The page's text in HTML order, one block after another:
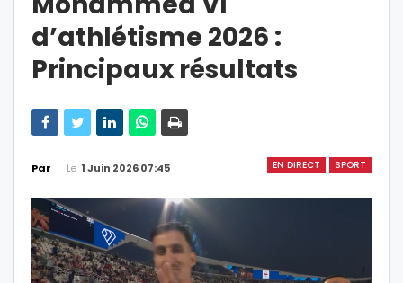
d’athlétisme 2026 :
Principaux résultats
EN DIRECT SPORT
Par Le 1 Juin 2026 07:45